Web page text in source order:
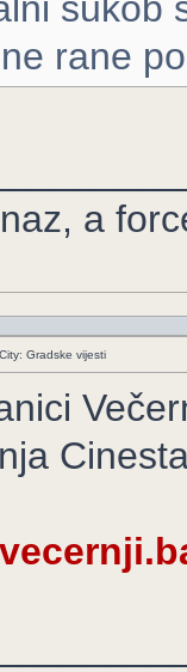
rane
a
Gradske vijesti